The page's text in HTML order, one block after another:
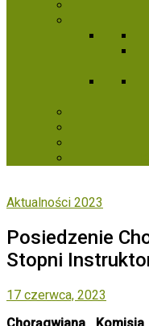
Aktualności 2023
Posiedzenie
Stopni
17 czerwca, 2023